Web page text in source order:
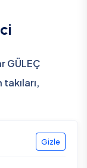
GÜLEÇ
,
Gizle